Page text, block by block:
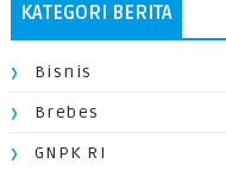
KATEGORI BERITA
Bisnis
Brebes
GNPK RI